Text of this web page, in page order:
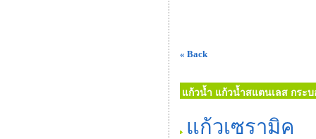
« Back
แก้วน้ำ แก้วน้ำสแตนเลส กระ
แก้วเซรามิค